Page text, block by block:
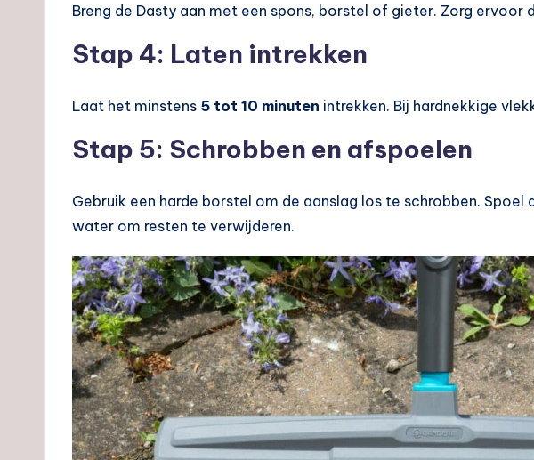
Breng de Dasty aan met een spons, borstel of gieter. Zorg
Stap 4: Laten intrekken
Laat het minstens 5 tot 10 minuten intrekken. Bij hardnekkige
Stap 5: Schrobben en afspoelen
Gebruik een harde borstel om de aanslag los te schrobben.
water om resten te verwijderen.